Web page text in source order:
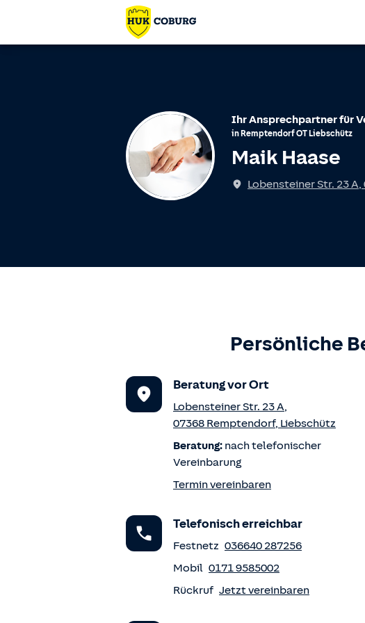
Ihr Ansprechpartner für
in RemptendorfOT Liebschütz
Maik Haase
Lobensteiner Str. 23 A,
Persönliche
Beratung vor Ort
Lobensteiner Str. 23 A,
07368 Remptendorf, Liebschütz
Beratung: nach telefonischer
Vereinbarung
Termin vereinbaren
Telefonisch erreichbar
Festnetz 036640 287256
Mobil 0171 9585002
Rückruf Jetzt vereinbaren